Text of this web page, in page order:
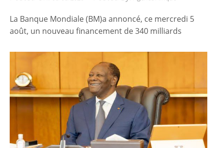
La Banque Mondiale (BM)a annoncé, ce mercredi 5
août, un nouveau financement de 340 milliards